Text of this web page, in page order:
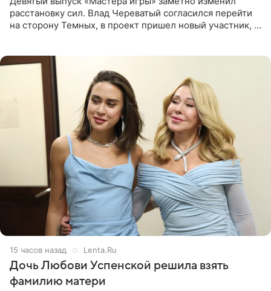
расстановку сил. Влад Череватый согласился перейти
на сторону Темных, в проект пришел новый участник, а
15 часов назад Lenta.Ru
Дочь Любови Успенской решила взять
фамилию матери